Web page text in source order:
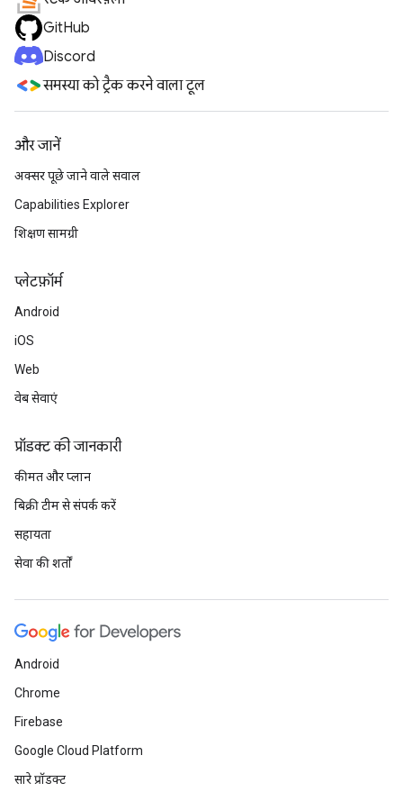
GitHub
Discord
समस्या को ट्रैक करने वाला टूल
और जानें
अक्सर पूछे जाने वाले सवाल
Capabilities Explorer
शिक्षण सामग्री
प्‍लेटफ़ॉर्म
Android
iOS
Web
वेब सेवाएं
प्रॉडक्ट की जानकारी
कीमत और प्लान
बिक्री टीम से संपर्क करें
सहायता
सेवा की शर्तों
Android
Chrome
Firebase
Google Cloud Platform
सारे प्रॉडक्ट